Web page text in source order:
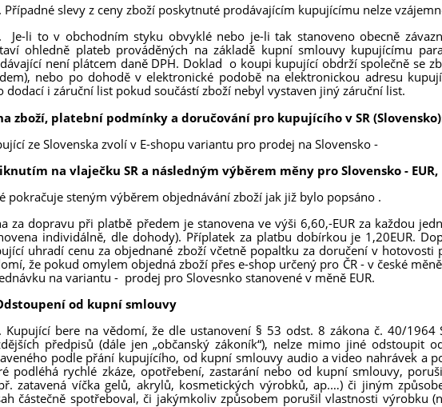
Případné slevy z ceny zboží poskytnuté prodávajícím kupujícímu nelze
Je-li to v obchodním styku obvyklé nebo je-li tak stanoveno obecně
ohledně plateb prováděných na základě kupní smlouvy kupujícímu
není plátcem daně DPH. Doklad o koupi kupující obdrží společně se
nebo po dohodě v elektronické podobě na elektronickou adresu
dodací i záruční list pokud součástí zboží nebyl vystaven jiný záruční list.
zboží, platební podmínky a doručování pro kupujícího v SR
ze Slovenska zvolí v E-shopu variantu pro prodej na Slovensko -
na vlaječku SR a následným výběrem měny pro Slovensko - EUR,
pokračuje steným výběrem objednávání zboží jak již bylo popsáno .
za dopravu při platbě předem je stanovena ve výši 6,60,-EUR za každou
individálně, dle dohody). Příplatek za platbu dobírkou je 1,20EUR.
uhradí cenu za objednané zboží včetně popaltku za doručení v hotovosti
že pokud omylem objedná zboží přes e-shop určený pro ČR - v české
na variantu - prodej pro Slovesnko stanovené v měně EUR.
od kupní smlouvy
Kupující bere na vědomí, že dle ustanovení § 53 odst. 8 zákona č. 40/1964
předpisů (dále jen „občanský zákoník“), nelze mimo jiné odstoupit
podle přání kupujícího, od kupní smlouvy audio a video nahrávek a
podléhá rychlé zkáze, opotřebení, zastarání nebo od kupní smlouvy,
zatavená víčka gelů, akrylů, kosmetických výrobků, ap.…) či jiným
částečně spotřeboval, či jakýmkoliv způsobem porušil vlastnosti výrobku